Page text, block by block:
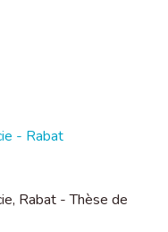
- Rabat
Rabat - Thèse de